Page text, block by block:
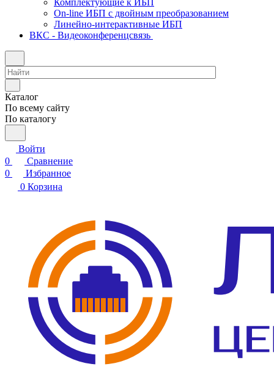
Комплектующие к ИБП
On-line ИБП с двойным преобразованием
Линейно-интерактивные ИБП
ВКС - Видеоконференцсвязь
Каталог
По всему сайту
По каталогу
Войти
0
Сравнение
0
Избранное
0 Корзина